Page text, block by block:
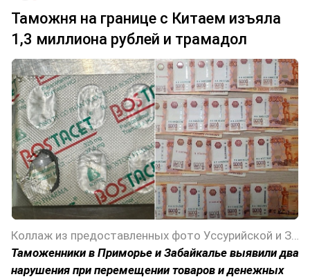
Таможня на границе с Китаем изъяла
1,3 миллиона рублей и трамадол
Таможенники в Приморье и Забайкалье выявили два
нарушения при перемещении товаров и денежных